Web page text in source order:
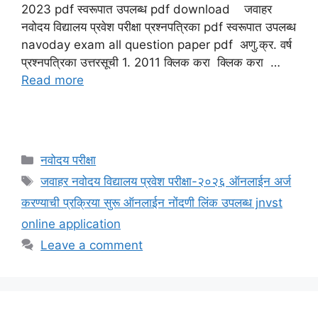
2023 pdf स्वरूपात उपलब्ध pdf download जवाहर
नवोदय विद्यालय प्रवेश परीक्षा प्रश्नपत्रिका pdf स्वरूपात उपलब्ध
navoday exam all question paper pdf अणु.क्र. वर्ष
प्रश्नपत्रिका उत्तरसूची 1. 2011 क्लिक करा क्लिक करा …
Read more
Categories
नवोदय परीक्षा
Tags
जवाहर नवोदय विद्यालय प्रवेश परीक्षा-२०२६ ऑनलाईन अर्ज
करण्याची प्रक्रिया सुरू ऑनलाईन नोंदणी लिंक उपलब्ध jnvst
online application
Leave a comment